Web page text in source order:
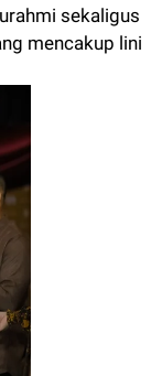
sekaligus
mencakup lini